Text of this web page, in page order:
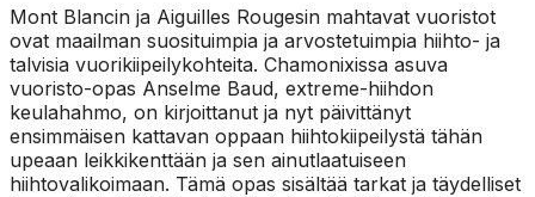
Mont Blancin ja Aiguilles Rougesin mahtavat vuoristot
ovat maailman suosituimpia ja arvostetuimpia hiihto- ja
talvisia vuorikiipeilykohteita. Chamonixissa asuva
vuoristo-opas Anselme Baud, extreme-hiihdon
keulahahmo, on kirjoittanut ja nyt päivittänyt
ensimmäisen kattavan oppaan hiihtokiipeilystä tähän
upeaan leikkikenttään ja sen ainutlaatuiseen
hiihtovalikoimaan. Tämä opas sisältää tarkat ja täydelliset